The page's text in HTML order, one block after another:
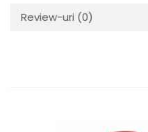
Review-uri (0)